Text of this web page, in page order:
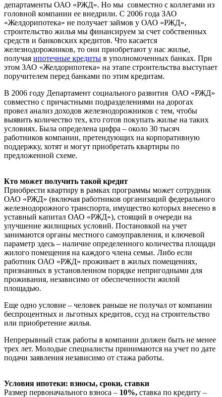
департаменты ОАО «РЖД». Но мы совместно с коллегами из
головной компании ее внедрили. С 2006 года ЗАО
«Желдорипотека» не получает займов у ОАО «РЖД»,
строительство жилья мы финансируем за счет собственных
средств и банковских кредитов. Что касается
железнодорожников, то они приобретают у нас жилье,
получая ипотечные кредиты в уполномоченных банках. При
этом ЗАО «Желдорипотека» на этапе строительства выступает
поручителем перед банками по этим кредитам.
В 2006 году Департамент социального развития ОАО «РЖД»
совместно с причастными подразделениями на дорогах
провел анализ доходов железнодорожников с тем, чтобы
выявить количество тех, кто готов покупать жилье на таких
условиях. Была определена цифра – около 30 тысяч
работников компании, претендующих на корпоративную
поддержку, хотят и могут приобретать квартиры по
предложенной схеме.
Кто может получить такой кредит
Приобрести квартиру в рамках программы может сотрудник
ОАО «РЖД» (включая работников организаций федерального
железнодорожного транспорта, имущество которых внесено в
уставный капитал ОАО «РЖД»), стоящий в очереди на
улучшение жилищных условий. Постановкой на учет
занимаются органы местного самоуправления, и ключевой
параметр здесь – наличие определенного количества площади
жилого помещения на каждого члена семьи. Либо если
работник ОАО «РЖД» проживает в жилых помещениях,
признанных в установленном порядке непригодными для
проживания, независимо от обеспеченности жилой
площадью.
Еще одно условие – человек раньше не получал от компании
беспроцентных и льготных кредитов, ссуд на строительство
или приобретение жилья.
Непрерывный стаж работы в компании должен быть не менее
трех лет. Молодые специалисты принимаются на учет по дате
подачи заявления независимо от стажа работы.
Условия ипотеки: взносы, сроки, ставки
Размер первоначального взноса – 10%, ставка по кредиту –